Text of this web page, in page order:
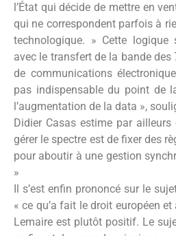
l’État qui décide de mettre en
qui ne correspondent parfois à
technologique. » Cette logique
avec le transfert de la bande
de communications
pas indispensable du point de
l’augmentation de la data »,
Didier Casas estime par
gérer le spectre est de fixer des
pour aboutir à une gestion
»
Il s’est enfin prononcé sur le
« ce qu’a fait le droit européen
Lemaire est plutôt positif. Le